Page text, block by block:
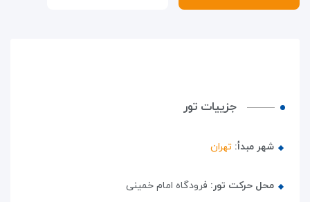
جزییات تور
شهر مبدأ: تهران
محل حرکت تور: فرودگاه امام خمینی